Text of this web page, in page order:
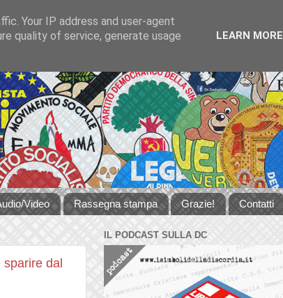
Video Rassegna stampa Grazie! Contatti
sparire dal
IL PODCAST SULLA DC
Your IP address and user-agent
quality of service, generate usage
LEARN MORE